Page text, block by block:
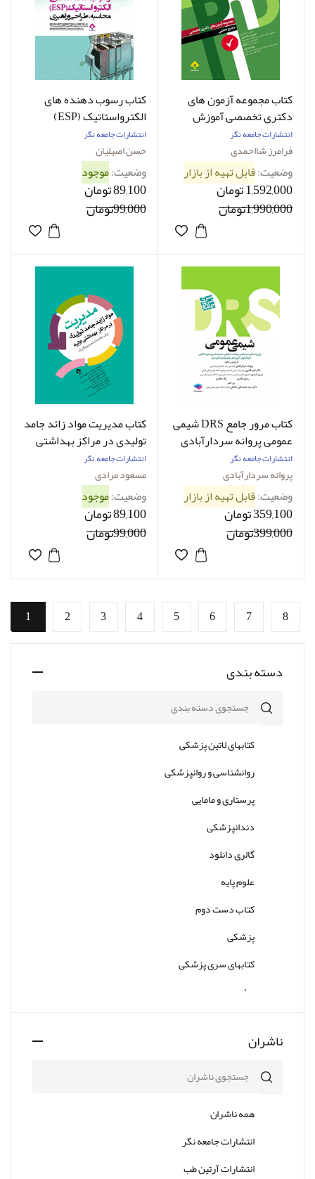
دسته بندی
کتابهای لاتین پزشکی
روانشناسی و روانپزشکی
پرستاری و مامایی
دندانپزشکی
گالری دانلود
علوم پایه
کتاب دست دوم
پزشکی
کتابهای سری پزشکی
سایر
ناشران
همه ناشران
انتشارات جامعه نگر
انتشارات آرتین طب
کتاب مجموعه آزمون‌ های
دکتری تخصصی آموزش
بهداشت و ارتقای سلامت
نویسندگان: فرامرز
شااحمدی , زهره عارفی
انتشارات جامعه نگر
فرامرز شااحمدی
وضعیت:قابل تهیه از بازار
1,592,000 تومان
1,990,000تومان
کتاب رسوب دهنده های
الکترواستاتیک (ESP)
محاسبه، طراحی و راهبری
حسن اصیلیان
انتشارات جامعه نگر
حسن اصیلیان
وضعیت:موجود
89,100 تومان
99,000تومان
کتاب مرور جامع DRS شیمی
عمومی پروانه سردارآبادی
انتشارات جامعه نگر
پروانه سردارآبادی
وضعیت:قابل تهیه از بازار
359,100 تومان
399,000تومان
کتاب مدیریت مواد زائد جامد
تولیدی در مراکز بهداشتی
اولیه مسعود مرادی
انتشارات جامعه نگر
مسعود مرادی
وضعیت:موجود
89,100 تومان
99,000تومان
1 2 3 4 5 6 7 8